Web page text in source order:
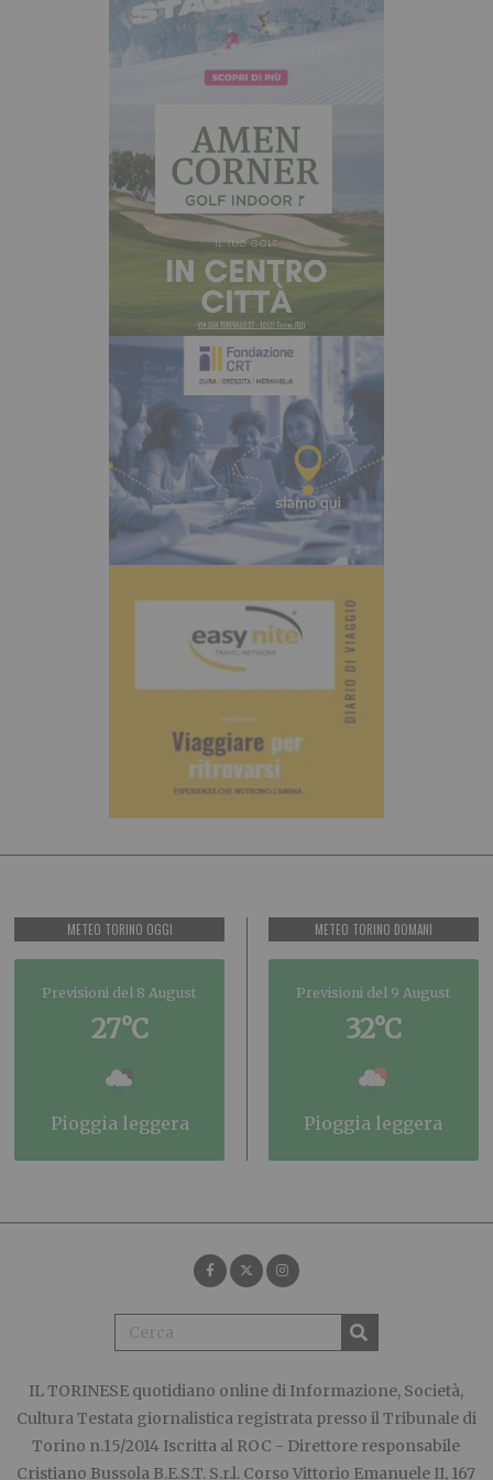
METEO TORINO OGGI
Previsioni del 8 August
27°C
pioggia leggera
METEO TORINO DOMANI
Previsioni del 9 August
32°C
pioggia leggera
IL TORINESE quotidiano online di Informazione, Società,
Cultura Testata giornalistica registrata presso il Tribunale di
Torino n.15/2014 Iscritta al ROC - Direttore responsabile
Cristiano Bussola B.E.S.T. S.r.l. Corso Vittorio Emanuele II, 167